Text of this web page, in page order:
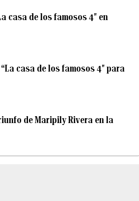
casa de los famosos 4″ en
casa de los famosos 4″ para
de Maripily Rivera en la